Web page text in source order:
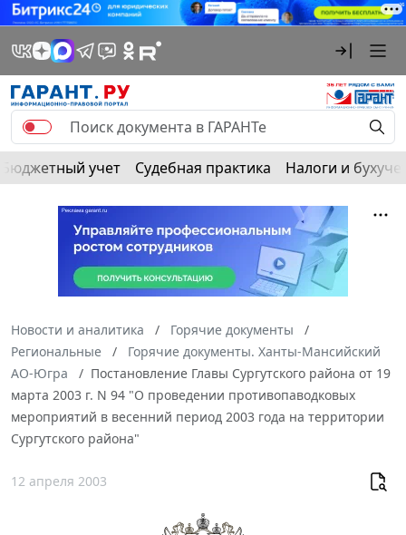
Бюджетный учет Судебная практика Налоги и
Новости и аналитика
Горячие документы
Региональные
Горячие документы. Ханты-Мансийский
АО-Югра
Постановление Главы Сургутского района от 19
марта 2003 г. N 94 "О проведении противопаводковых
мероприятий в весенний период 2003 года на территории
Сургутского района"
12 апреля 2003